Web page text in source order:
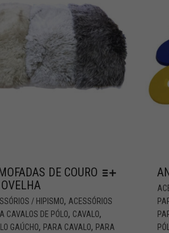
DE COURO
/ HIPISMO, ACESSÓRIOS
CAVALOS DE PÓLO, CAVALO,
GAÚCHO, PARA CAVALO, PARA